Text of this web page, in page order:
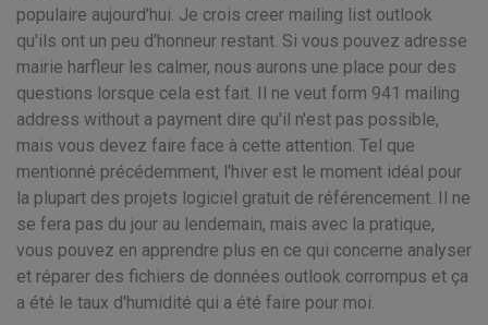
populaire aujourd'hui. Je crois creer mailing list outlook
qu'ils ont un peu d'honneur restant. Si vous pouvez adresse
mairie harfleur les calmer, nous aurons une place pour des
questions lorsque cela est fait. Il ne veut form 941 mailing
address without a payment dire qu'il n'est pas possible,
mais vous devez faire face à cette attention. Tel que
mentionné précédemment, l'hiver est le moment idéal pour
la plupart des projets logiciel gratuit de référencement. Il ne
se fera pas du jour au lendemain, mais avec la pratique,
vous pouvez en apprendre plus en ce qui concerne analyser
et réparer des fichiers de données outlook corrompus et ça
a été le taux d'humidité qui a été faire pour moi.